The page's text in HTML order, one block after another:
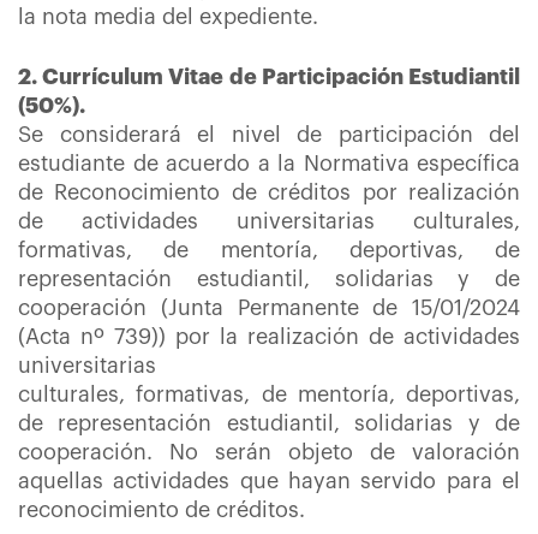
la nota media del expediente.
2. Currículum Vitae de Participación Estudiantil
(50%).
Se considerará el nivel de participación del
estudiante de acuerdo a la Normativa específica
de Reconocimiento de créditos por realización
de actividades universitarias culturales,
formativas, de mentoría, deportivas, de
representación estudiantil, solidarias y de
cooperación (Junta Permanente de 15/01/2024
(Acta nº 739)) por la realización de actividades
universitarias
culturales, formativas, de mentoría, deportivas,
de representación estudiantil, solidarias y de
cooperación. No serán objeto de valoración
aquellas actividades que hayan servido para el
reconocimiento de créditos.